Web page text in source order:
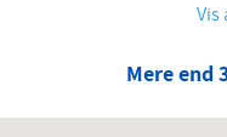
Vis
Mere end